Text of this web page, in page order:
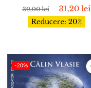
39,00lei 31,20 lei
Reducere: 20%
-20%